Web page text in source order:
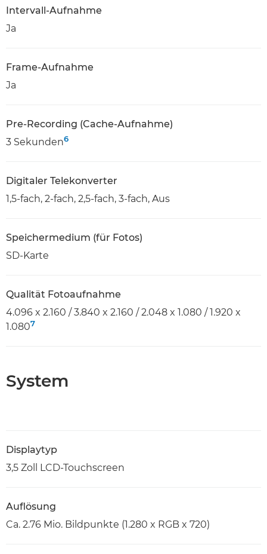
Intervall-Aufnahme
Ja
Frame-Aufnahme
Ja
Pre-Recording (Cache-Aufnahme)
3 Sekunden6
Digitaler Telekonverter
1,5-fach, 2-fach, 2,5-fach, 3-fach, Aus
Speichermedium (für Fotos)
SD-Karte
Qualität Fotoaufnahme
4.096 x 2.160 / 3.840 x 2.160 / 2.048 x 1.080 / 1.920 x
1.0807
System
Displaytyp
3,5 Zoll LCD-Touchscreen
Auflösung
Ca. 2.76 Mio. Bildpunkte (1.280 x RGB x 720)